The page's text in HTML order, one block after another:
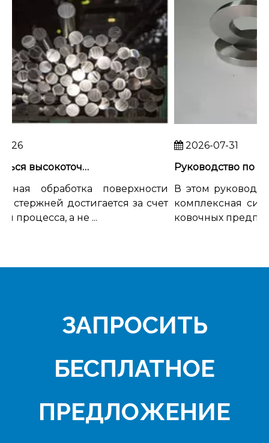
Как добиться высокоточной обработки поверхности титановых стержней
обработка поверхности
стержней достигается за счет
процесса, а не ...
2026-07-31
В этом
комплексная
ковочных
ЗАПРОСИТЬ
БЕСПЛАТНОЕ
ПРЕДЛОЖЕНИЕ